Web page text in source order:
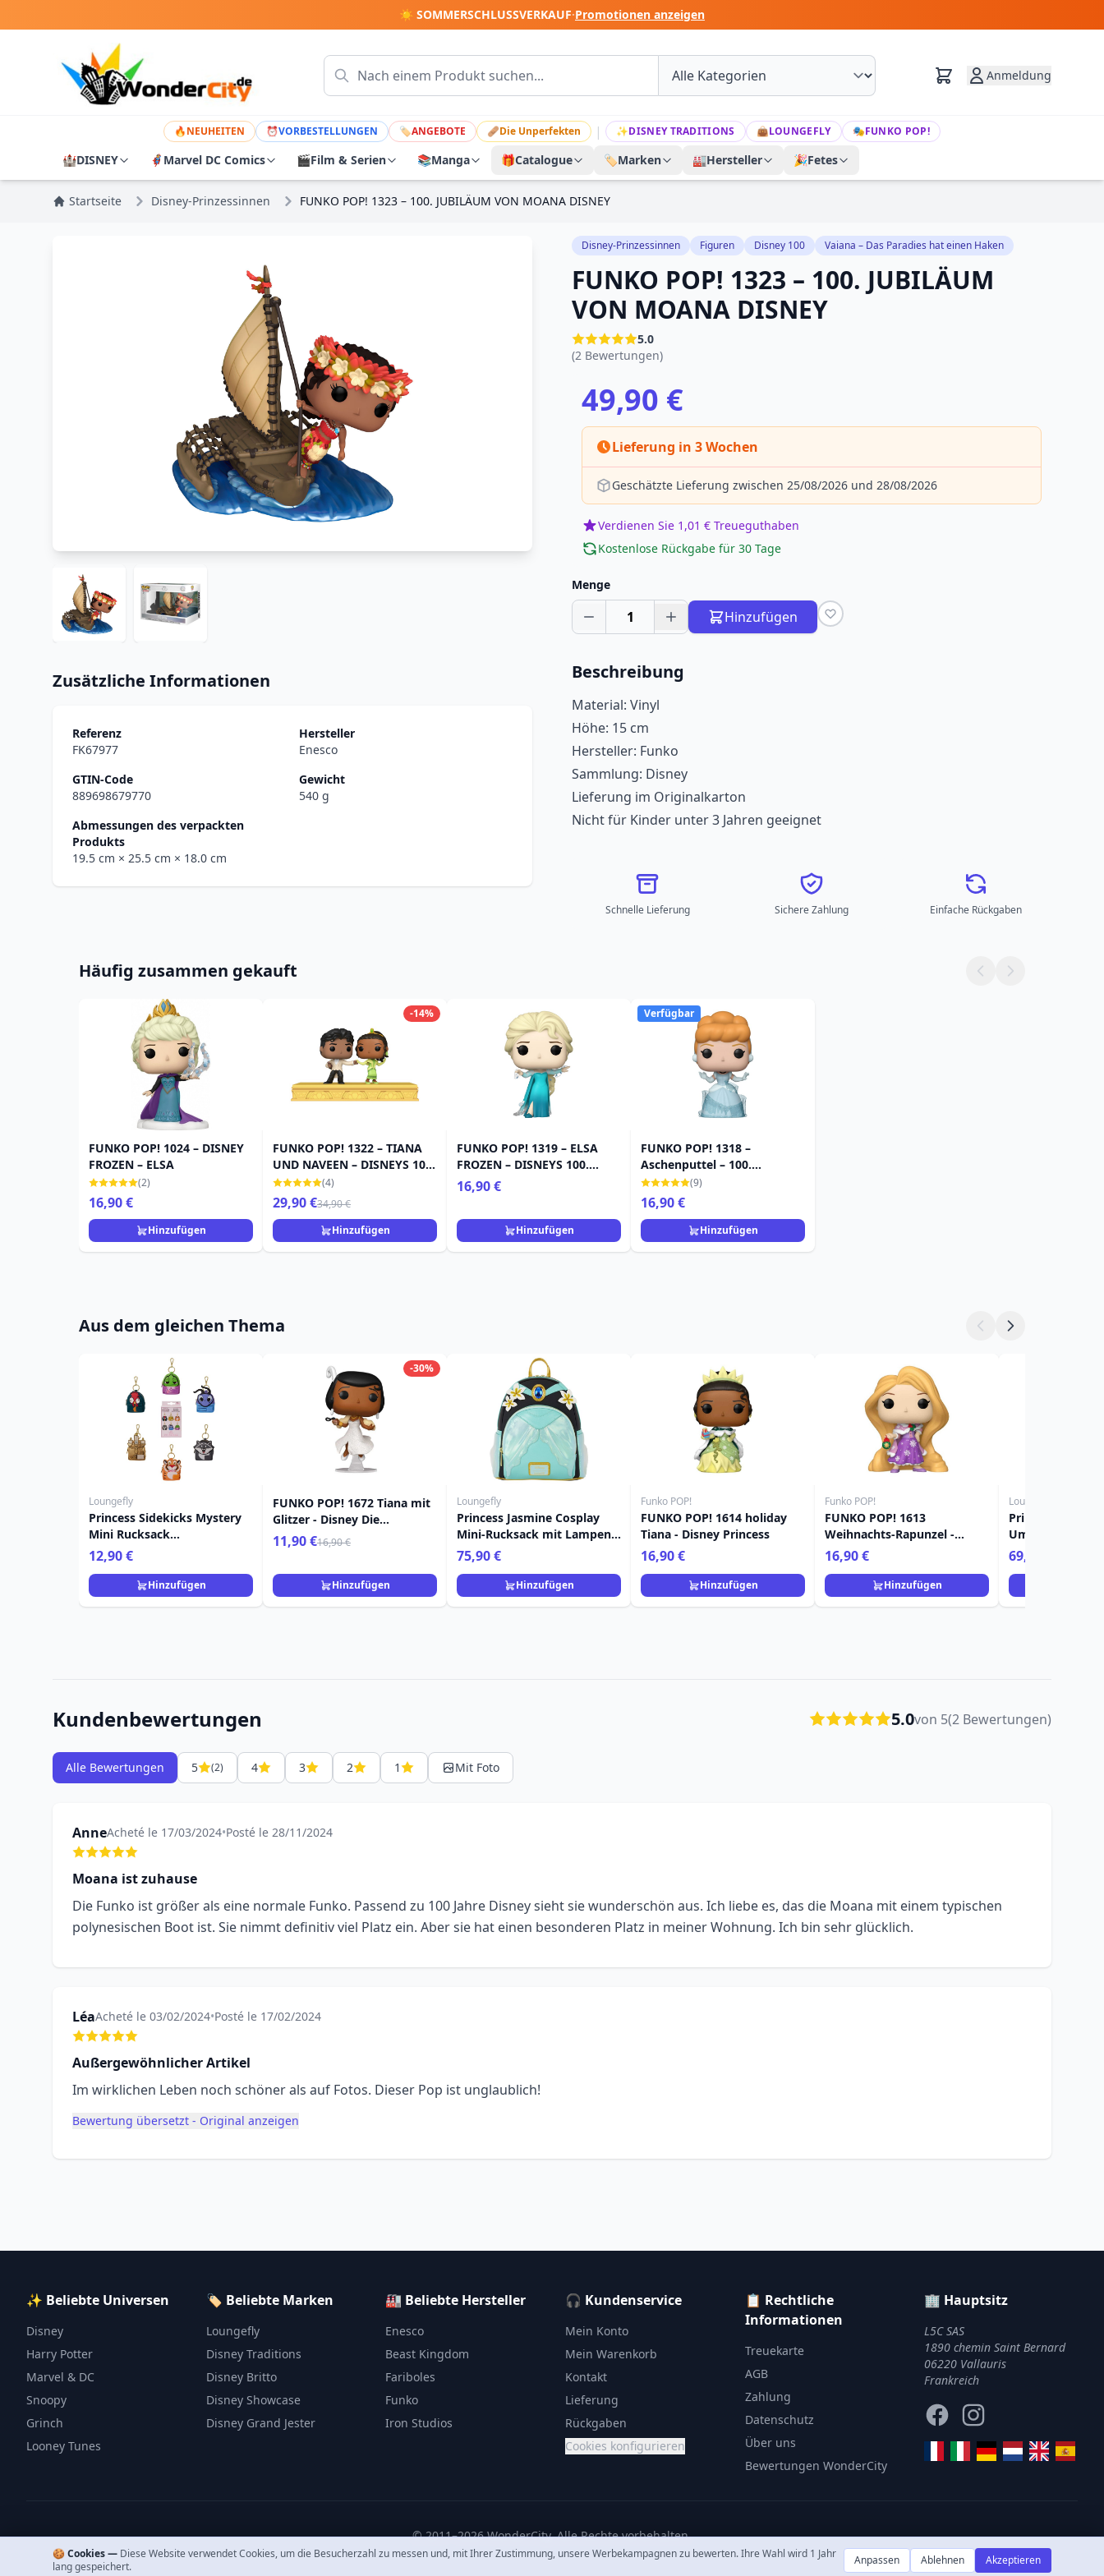
☀️ SOMMERSCHLUSSVERKAUF·Promotionen anzeigen
Anmeldung
🔥NEUHEITEN ⏰VORBESTELLUNGEN 🏷ANGEBOTE 🩹Die Unperfekten | ✨DISNEY TRADITIONS 👜LOUNGEFLY 🎭FUNKO POP!
🏰DISNEY 🦸 Marvel DC Comics 🎬Film & Serien 📚Manga 🎁Catalogue 🏷️Marken 🏭Hersteller 🎉Fetes
Startseite Disney-Prinzessinnen FUNKO POP! 1323 – 100. JUBILÄUM VON MOANA DISNEY
Zusätzliche Informationen
Referenz
FK67977
Hersteller
Enesco
GTIN-Code
889698679770
Gewicht
540 g
Abmessungen des verpackten
Produkts
19.5 cm × 25.5 cm × 18.0 cm
Disney-Prinzessinnen Figuren Disney 100 Vaiana – Das Paradies hat einen Haken
FUNKO POP! 1323 – 100. JUBILÄUM
VON MOANA DISNEY
5.0
(2 Bewertungen)
49,90 €
Lieferung in 3 Wochen
Geschätzte Lieferung zwischen 25/08/2026 und 28/08/2026
Verdienen Sie 1,01 € Treueguthaben
Kostenlose Rückgabe für 30 Tage
Menge
1 Hinzufügen
Beschreibung
Material: Vinyl
Höhe: 15 cm
Hersteller: Funko
Sammlung: Disney
Lieferung im Originalkarton
Nicht für Kinder unter 3 Jahren geeignet
Schnelle Lieferung Sichere Zahlung Einfache Rückgaben
Häufig zusammen gekauft
FUNKO POP! 1024 – DISNEY
FROZEN – ELSA
(2)
16,90 €
Hinzufügen
-14%
FUNKO POP! 1322 – TIANA
UND NAVEEN – DISNEYS 100.
JUBILÄUM
(4)
29,90 €34,90 €
Hinzufügen
FUNKO POP! 1319 – ELSA
FROZEN – DISNEYS 100.
JUBILÄUM
16,90 €
Hinzufügen
Verfügbar
FUNKO POP! 1318 –
Aschenputtel – 100.
Jahrestag von Disney
(9)
16,90 €
Hinzufügen
Aus dem gleichen Thema
Loungefly
Princess Sidekicks Mystery
Mini Rucksack
Schlüsselanhänger Charm -
Disney Loungefly
12,90 €
Hinzufügen
-30%
FUNKO POP! 1672 Tiana mit
Glitzer - Disney Die
Prinzessin und der Frosch
11,90 €16,90 €
Hinzufügen
Loungefly
Princess Jasmine Cosplay
Mini-Rucksack mit Lampen-
Charm - Disney Loungefly
Aladdin
75,90 €
Hinzufügen
Funko POP!
FUNKO POP! 1614 holiday
Tiana - Disney Princess
16,90 €
Hinzufügen
Funko POP!
FUNKO POP! 1613
Weihnachts-Rapunzel -
Disney Prinzessin
16,90 €
Hinzufügen
Loungefly
Prinzessin
Loungefly
69,90 €
Kundenbewertungen 5.0von 5(2 Bewertungen)
Alle Bewertungen 5 (2) 4 3 2 1 Mit Foto
AnneAcheté le 17/03/2024•Posté le 28/11/2024
Moana ist zuhause
Die Funko ist größer als eine normale Funko. Passend zu 100 Jahre Disney sieht sie wunderschön aus. Ich liebe es, das die Moana mit einem typischen
polynesischen Boot ist. Sie nimmt definitiv viel Platz ein. Aber sie hat einen besonderen Platz in meiner Wohnung. Ich bin sehr glücklich.
LéaAcheté le 03/02/2024•Posté le 17/02/2024
Außergewöhnlicher Artikel
Im wirklichen Leben noch schöner als auf Fotos. Dieser Pop ist unglaublich!
Bewertung übersetzt - Original anzeigen
✨ Beliebte Universen
Disney
Harry Potter
Marvel & DC
Snoopy
Grinch
Looney Tunes
🏷️ Beliebte Marken
Loungefly
Disney Traditions
Disney Britto
Disney Showcase
Disney Grand Jester
🏭 Beliebte Hersteller
Enesco
Beast Kingdom
Fariboles
Funko
Iron Studios
🎧 Kundenservice
Mein Konto
Mein Warenkorb
Kontakt
Lieferung
Rückgaben
Cookies konfigurieren
📋 Rechtliche
Informationen
Treuekarte
AGB
Zahlung
Datenschutz
Über uns
Bewertungen WonderCity
🏢 Hauptsitz
L5C SAS
1890 chemin Saint Bernard
06220 Vallauris
Frankreich
FacebookInstagram
© 2011–2026 WonderCity. Alle Rechte vorbehalten.
🍪 Cookies — Diese Website verwendet Cookies, um die Besucherzahl zu messen und, mit Ihrer Zustimmung, unsere Werbekampagnen zu bewerten. Ihre Wahl wird 1 Jahr
lang gespeichert.
Anpassen Ablehnen Akzeptieren